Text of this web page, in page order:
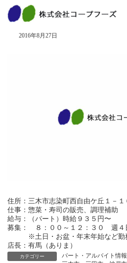
愛菜 志染店
2016年8月27日
住所：三木市志染町西自由ケ丘１－１
仕事：惣菜・寿司の販売、調理補助
給与：（パート）時給９３５円〜
募集： ８：００～１２：３０ 週４
※土日・お盆・年末年始など勤務
店長：有馬（ありま）
カテゴリー パート・アルバイト情報